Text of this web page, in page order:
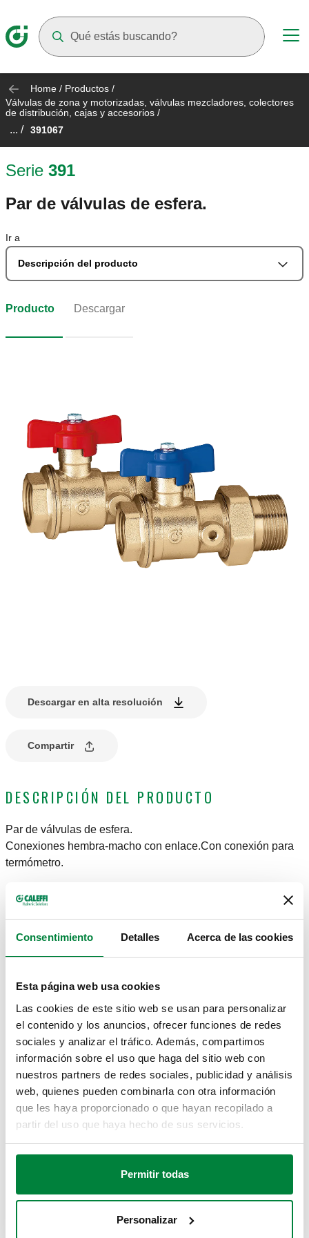
Consentimiento Detalles Acerca de las cookies
Esta página web usa cookies
Las cookies de este sitio web se usan para personalizar
el contenido y los anuncios, ofrecer funciones de redes
sociales y analizar el tráfico. Además, compartimos
información sobre el uso que haga del sitio web con
nuestros partners de redes sociales, publicidad y análisis
web, quienes pueden combinarla con otra información
que les haya proporcionado o que hayan recopilado a
partir del uso que haya hecho de sus servicios.
Permitir todas
Personalizar
Home / Productos /
Válvulas de zona y motorizadas, válvulas mezcladores, colectores
de distribución, cajas y accesorios /
... / 391067
Serie 391
Par de válvulas de esfera.
Ir a
Descripción del producto
Producto Descargar
Descargar en alta resolución
Compartir
DESCRIPCIÓN DEL PRODUCTO
Par de válvulas de esfera.
Conexiones hembra-macho con enlace.Con conexión para
termómetro.
DATOS TÉCNICOS
Rango de temperatura del fluido:0–100 °C
PLANOS Y ESPECIFICACIONES
artículo
Conexión 1 Conexión 2 Actions
391067
G 1" (ISO 228-1) H
G 1 1/4" A (ISO 228-
1) M
unión
Modelos en 3D